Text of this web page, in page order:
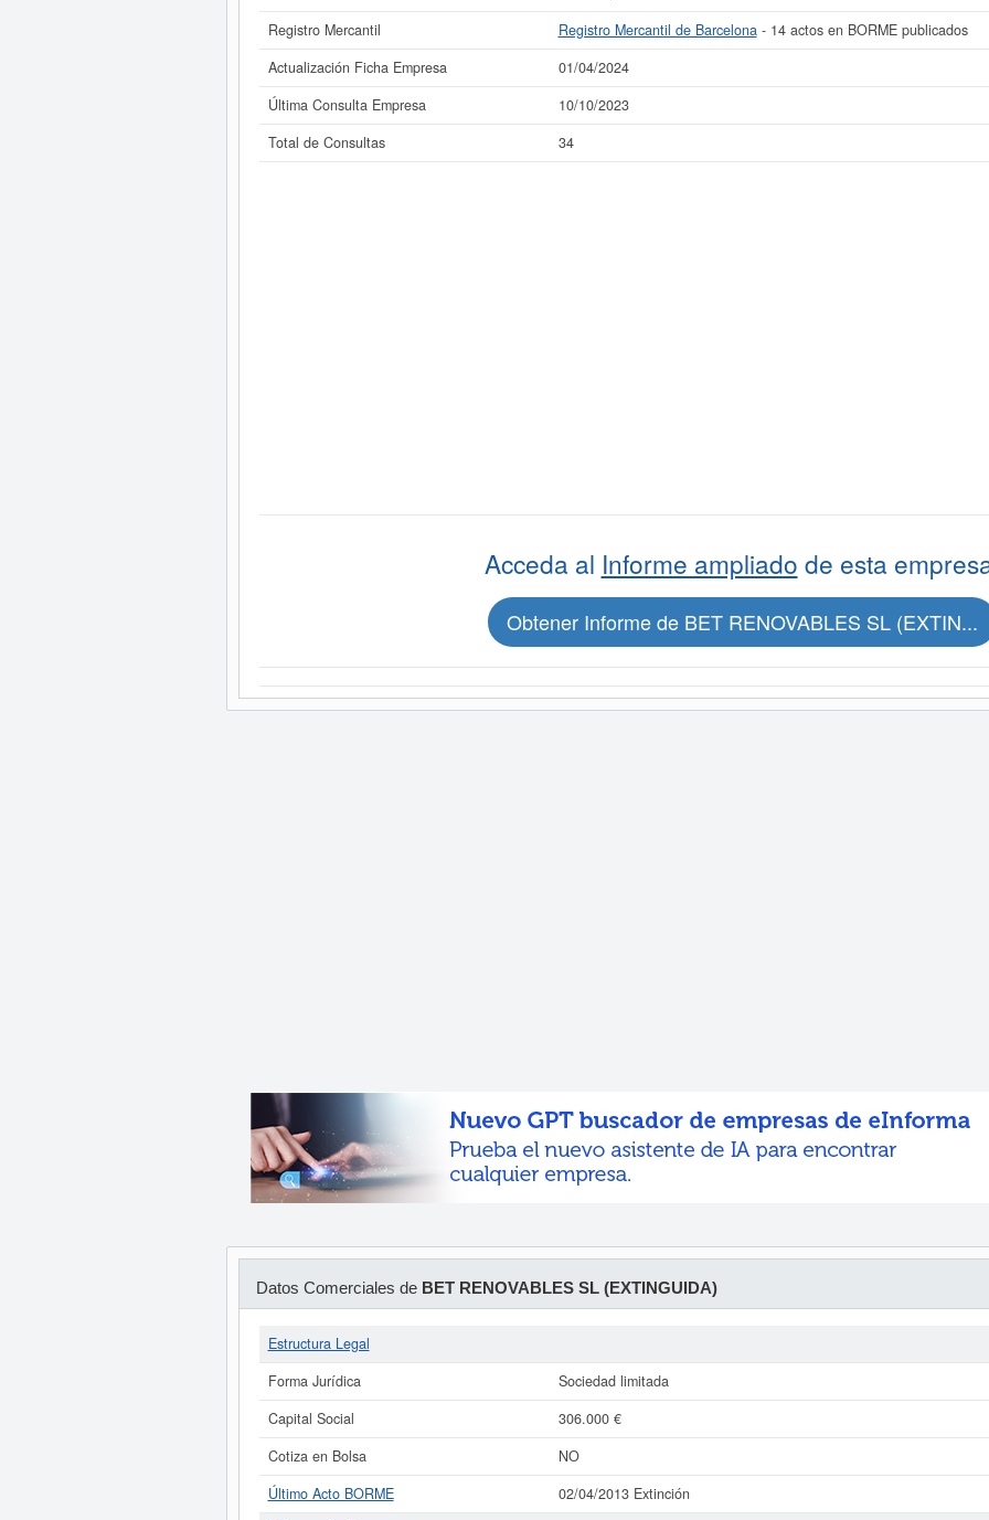
Registro Mercantil
Registro Mercantil de Barcelona- 14 actos en BORME publicados
Actualización Ficha Empresa
01/04/2024
Última Consulta Empresa
10/10/2023
Total de Consultas
34
Acceda al Informe ampliado de esta
Obtener Informe de BET RENOVABLES SL (EXTIN...
Datos Comerciales de BET RENOVABLES SL (EXTINGUIDA)
Estructura Legal
Forma Jurídica
Sociedad limitada
Capital Social
306.000 €
Cotiza en Bolsa
NO
Último Acto BORME
02/04/2013 Extinción